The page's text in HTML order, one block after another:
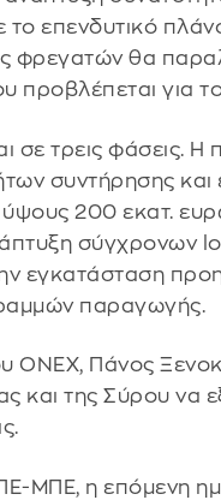
επενδυτικό
φρεγατών θα
προβλέπεται για
σε τρεις φάσεις.
συντήρησης
200 εκατ.
σύγχρονων
εγκατάσταση
παραγωγής.
Πάνος
και της Σύρου να
ΜΠΕ, η επόμενη